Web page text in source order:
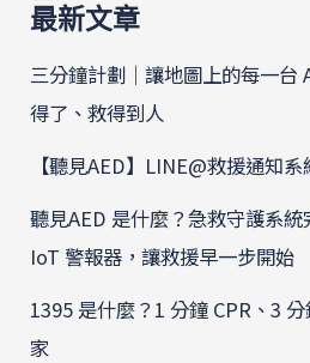
最新文章
三分鐘計劃｜讓地圖上的每一台
得了、救得到人
【聽見AED】LINE@救援通知
聽見AED 是什麼？急救守護系
IoT 警報器，讓救援早一步開始
1395 是什麼？1 分鐘 CPR、3
家